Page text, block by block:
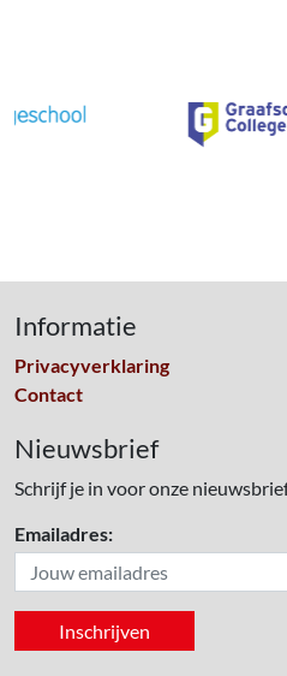
Informatie
Privacyverklaring
Contact
Nieuwsbrief
Schrijf je in voor onze
Emailadres: